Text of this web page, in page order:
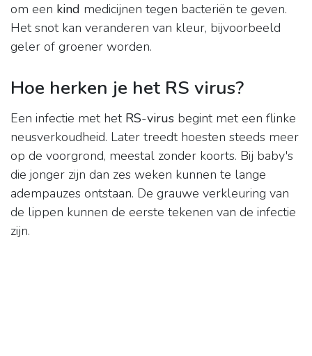
om een kind medicijnen tegen bacteriën te geven.
Het snot kan veranderen van kleur, bijvoorbeeld
geler of groener worden.
Hoe herken je het RS virus?
Een infectie met het RS-virus begint met een flinke
neusverkoudheid. Later treedt hoesten steeds meer
op de voorgrond, meestal zonder koorts. Bij baby's
die jonger zijn dan zes weken kunnen te lange
adempauzes ontstaan. De grauwe verkleuring van
de lippen kunnen de eerste tekenen van de infectie
zijn.